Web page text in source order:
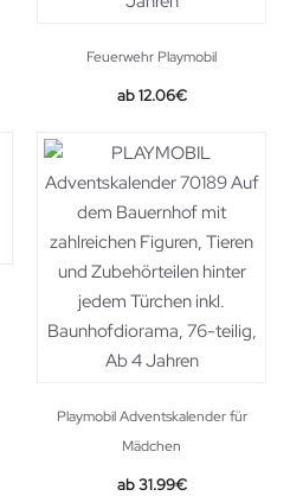
Feuerwehr Playmobil
Original
was:
12.06€Current
is:
Playmobil Adventskalender für
Mädchen
31.99€